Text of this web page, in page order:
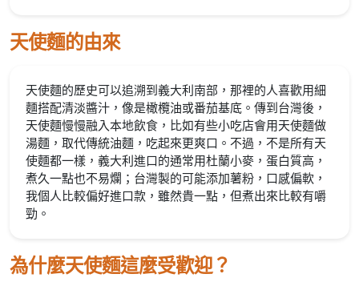
天使麵的由來
天使麵的歷史可以追溯到義大利南部，那裡的人喜歡用細
麵搭配清淡醬汁，像是橄欖油或番茄基底。傳到台灣後，
天使麵慢慢融入本地飲食，比如有些小吃店會用天使麵做
湯麵，取代傳統油麵，吃起來更爽口。不過，不是所有天
使麵都一樣，義大利進口的通常用杜蘭小麥，蛋白質高，
煮久一點也不易爛；台灣製的可能添加薯粉，口感偏軟，
我個人比較偏好進口款，雖然貴一點，但煮出來比較有嚼
勁。
為什麼天使麵這麼受歡迎？